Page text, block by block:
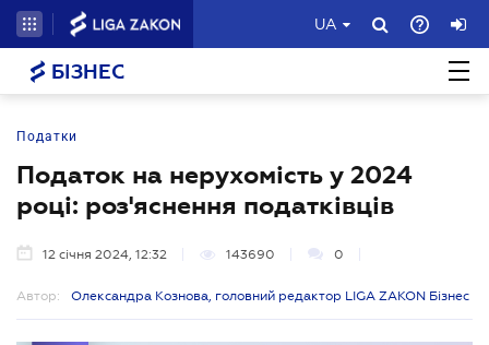
UA
БІЗНЕС
Податки
Податок на нерухомість у 2024
році: роз'яснення податківців
12 січня 2024, 12:32 143690 0
Автор: Олександра Кознова, головний редактор LIGA ZAKON Бізнес